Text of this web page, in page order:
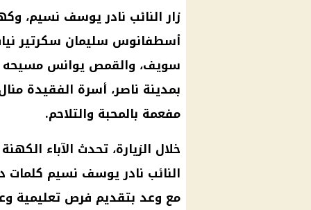
زار النائب نادر يوسف نسيم،
أسطفانوس سليمان سكرتير
سويف، والقمص يوانس
بمدينة ناصر، أسرة الفقيدة
مفعمة بالمحبة والتلاحم.
خلال الزيارة، تحدث الآباء
النائب نادر يوسف نسيم كلمات
مع وعد بتقديم فرص تعليمية